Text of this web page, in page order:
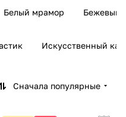
Белый мрамор Бежевый
Искусственный
Сначала популярные